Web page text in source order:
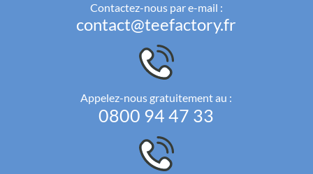
Contactez-nous par e-mail :
contact@teefactory.fr
Appelez-nous gratuitement au :
0800 94 47 33